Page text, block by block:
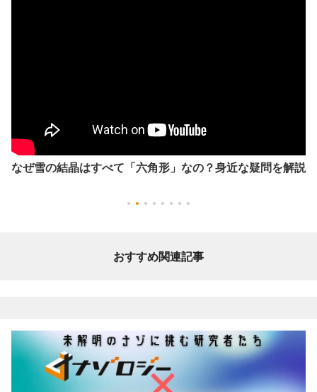
なぜ雪の結晶はすべて「六角形」なの？身近な疑問を解説
おすすめ関連記事